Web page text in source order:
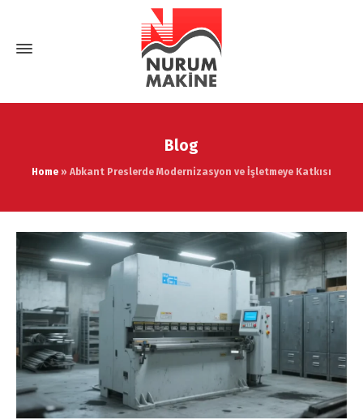
Blog
Home » Abkant Preslerde Modernizasyon ve İşletmeye Katkısı